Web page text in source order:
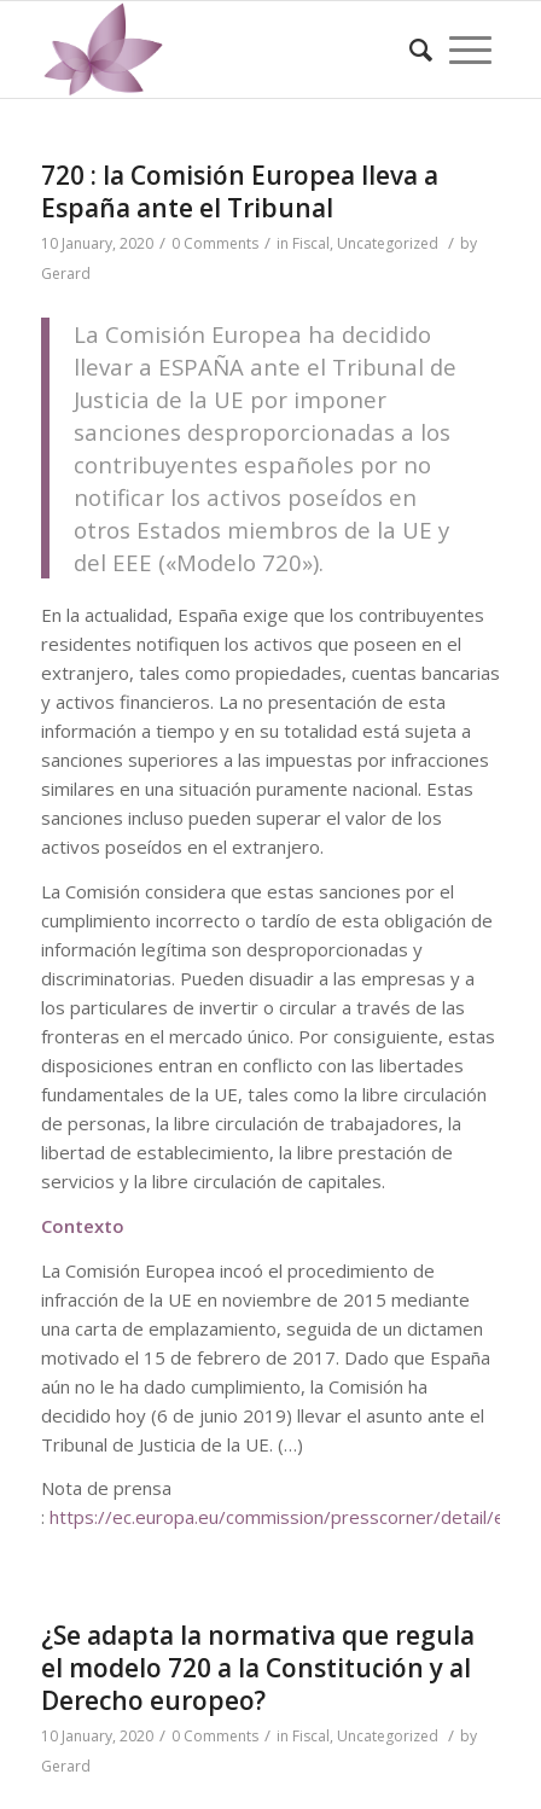
720 : la Comisión Europea lleva a
España ante el Tribunal
10 January, 2020 / 0 Comments / in Fiscal, Uncategorized / by
Gerard
La Comisión Europea ha decidido
llevar a ESPAÑA ante el Tribunal de
Justicia de la UE por imponer
sanciones desproporcionadas a los
contribuyentes españoles por no
notificar los activos poseídos en
otros Estados miembros de la UE y
del EEE («Modelo 720»).
En la actualidad, España exige que los contribuyentes
residentes notifiquen los activos que poseen en el
extranjero, tales como propiedades, cuentas bancarias
y activos financieros. La no presentación de esta
información a tiempo y en su totalidad está sujeta a
sanciones superiores a las impuestas por infracciones
similares en una situación puramente nacional. Estas
sanciones incluso pueden superar el valor de los
activos poseídos en el extranjero.
La Comisión considera que estas sanciones por el
cumplimiento incorrecto o tardío de esta obligación de
información legítima son desproporcionadas y
discriminatorias. Pueden disuadir a las empresas y a
los particulares de invertir o circular a través de las
fronteras en el mercado único. Por consiguiente, estas
disposiciones entran en conflicto con las libertades
fundamentales de la UE, tales como la libre circulación
de personas, la libre circulación de trabajadores, la
libertad de establecimiento, la libre prestación de
servicios y la libre circulación de capitales.
Contexto
La Comisión Europea incoó el procedimiento de
infracción de la UE en noviembre de 2015 mediante
una carta de emplazamiento, seguida de un dictamen
motivado el 15 de febrero de 2017. Dado que España
aún no le ha dado cumplimiento, la Comisión ha
decidido hoy (6 de junio 2019) llevar el asunto ante el
Tribunal de Justicia de la UE. (…)
Nota de prensa
: https://ec.europa.eu/commission/presscorner/detail/es/
¿Se adapta la normativa que regula
el modelo 720 a la Constitución y al
Derecho europeo?
10 January, 2020 / 0 Comments / in Fiscal, Uncategorized / by
Gerard